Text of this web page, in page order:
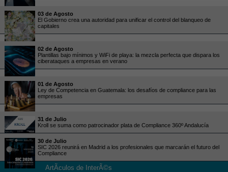
03 de Agosto
El Gobierno crea una autoridad para unificar el control del blanqueo de
capitales
02 de Agosto
Plantillas bajo mínimos y WiFi de playa: la mezcla perfecta que dispara los
ciberataques a empresas en verano
01 de Agosto
Ley de Competencia en Guatemala: los desafíos de compliance para las
empresas
31 de Julio
Kroll se suma como patrocinador plata de Compliance 360º Andalucía
30 de Julio
SIC 2026 reunirá en Madrid a los profesionales que marcarán el futuro del
Compliance
ArtÃ­culos de InterÃ©s